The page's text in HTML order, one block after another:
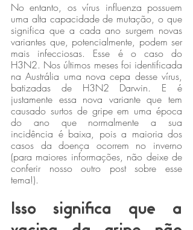
No entanto, os vírus influenza possuem
uma alta capacidade de mutação, o que
significa que a cada ano surgem novas
variantes que, potencialmente, podem ser
mais infecciosas. Esse é o caso do
H3N2. Nos últimos meses foi identificada
na Austrália uma nova cepa desse vírus,
batizadas de H3N2 Darwin. E é
justamente essa nova variante que tem
causado surtos de gripe em uma época
do ano que normalmente a sua
incidência é baixa, pois a maioria dos
casos da doença ocorrem no inverno
(para maiores informações, não deixe de
conferir nosso outro post sobre esse
tema!).
Isso significa que a